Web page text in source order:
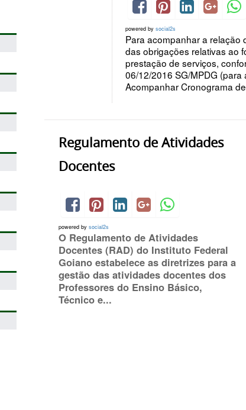
powered bysocial2s
Para acompanhar a relação
das obrigações relativas ao
prestação de serviços,
06/12/2016 SG/MPDG
Acompanhar Cronograma
Regulamento de Atividades
Docentes
powered bysocial2s
O Regulamento de Atividades
Docentes (RAD) do Instituto Federal
Goiano estabelece as diretrizes para a
gestão das atividades docentes dos
Professores do Ensino Básico,
Técnico e...